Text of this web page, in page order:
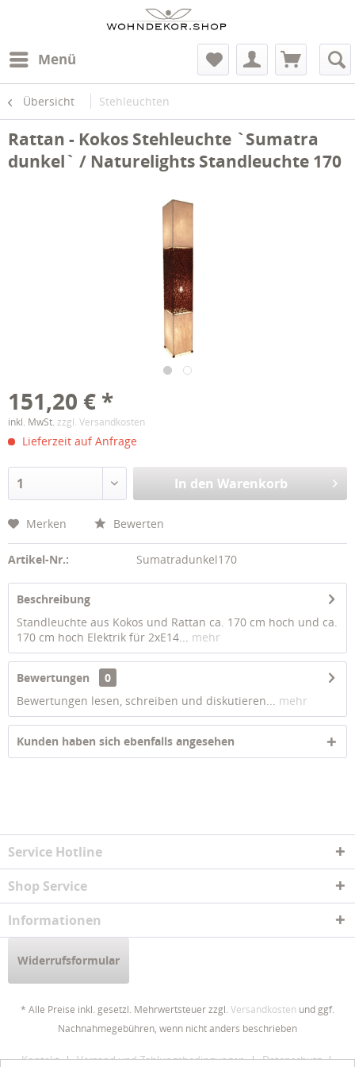
Menü
Übersicht Stehleuchten
Rattan - Kokos Stehleuchte `Sumatra
dunkel` / Naturelights Standleuchte 170
151,20 € *
inkl. MwSt. zzgl. Versandkosten
Lieferzeit auf Anfrage
In den Warenkorb
Merken Bewerten
Artikel-Nr.: Sumatradunkel170
Beschreibung
Standleuchte aus Kokos und Rattan ca. 170 cm hoch und ca.
170 cm hoch Elektrik für 2xE14... mehr
Bewertungen
0
Bewertungen lesen, schreiben und diskutieren... mehr
Kunden haben sich ebenfalls angesehen
Service Hotline
Shop Service
Informationen
Widerrufsformular
* Alle Preise inkl. gesetzl. Mehrwertsteuer zzgl. Versandkosten und ggf.
Nachnahmegebühren, wenn nicht anders beschrieben
Kontakt Versand und Zahlungsbedingungen Datenschutz